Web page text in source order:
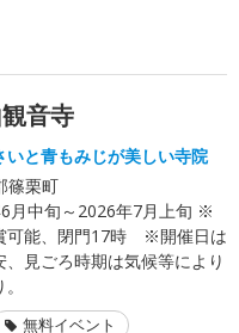
音寺
いと青もみじが美しい寺院
篠栗町
月中旬～2026年7月上旬 ※
可能、閉門17時 ※開催日は
、見ごろ時期は気候等により
無料イベント